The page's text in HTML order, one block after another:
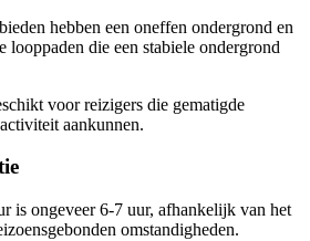
hebben een oneffen ondergrond en
looppaden die een stabiele ondergrond
voor reizigers die gematigde
aankunnen.
is ongeveer 6-7 uur, afhankelijk van het
omstandigheden.